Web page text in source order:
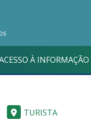
À INFORMAÇÃO
TURISTA